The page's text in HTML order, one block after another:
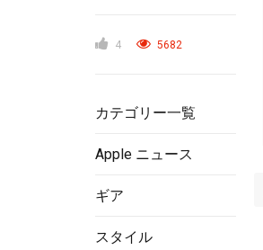
4 5682
カテゴリー一覧
Apple ニュース
ギア
スタイル